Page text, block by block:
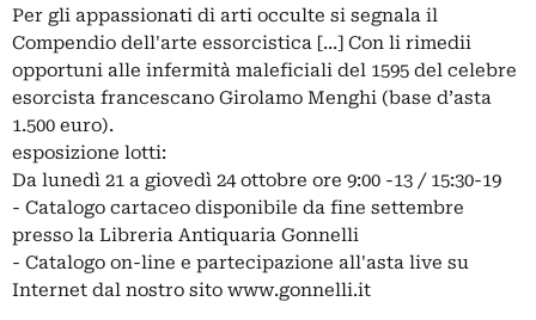
Per gli appassionati di arti occulte si segnala il
Compendio dell'arte essorcistica [...] Con li rimedii
opportuni alle infermità maleficiali del 1595 del celebre
esorcista francescano Girolamo Menghi (base d’asta
1.500 euro).
esposizione lotti:
Da lunedì 21 a giovedì 24 ottobre ore 9:00 -13 / 15:30-19
- Catalogo cartaceo disponibile da fine settembre
presso la Libreria Antiquaria Gonnelli
- Catalogo on-line e partecipazione all'asta live su
Internet dal nostro sito www.gonnelli.it